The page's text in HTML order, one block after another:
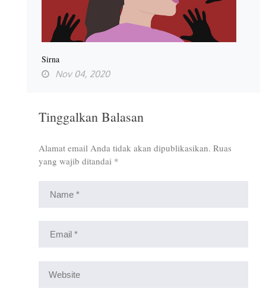
Sirna
Nov 04, 2020
Tinggalkan Balasan
Alamat email Anda tidak akan dipublikasikan. Ruas
yang wajib ditandai *